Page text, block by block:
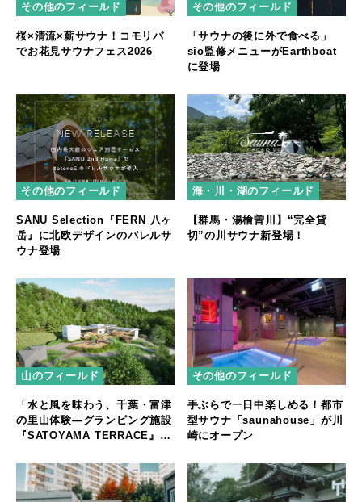
その他のフィールド
桜×清流×薪サウナ！コモリバ
でお花見サウナフェス2026
その他のフィールド
「サウナの後に外で食べる」
sio監修メニューがEarthboat
に登場
その他のフィールド
SANU Selection『FERN 八ヶ
岳』に北欧デザインのバレルサ
ウナ登場
海・川・湖のフィールド
【群馬・湯檜曽川】“完全貸
切”の川サウナ新登場！
山のフィールド
「水と風を味わう、千葉・富津
の里山体験—グランピング施設
『SATOYAMA TERRACE』が
その他のフィールド
手ぶらで一日中楽しめる！都市
型サウナ「saunahouse」が川
崎にオープン